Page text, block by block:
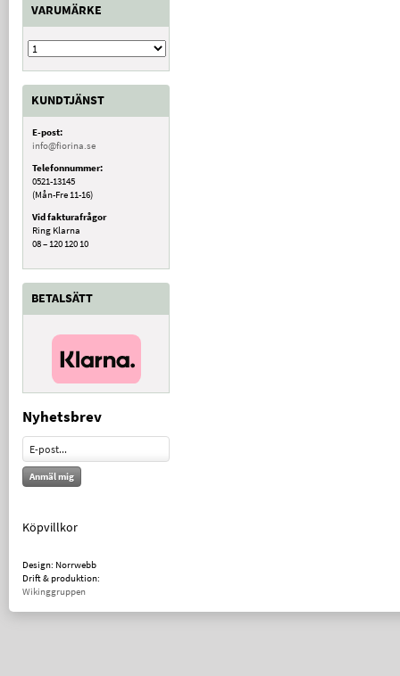
VARUMÄRKE
KUNDTJÄNST
E-post:
info@fiorina.se
Telefonnummer:
0521-13145
(Mån-Fre 11-16)
Vid fakturafrågor
Ring Klarna
08 – 120 120 10
BETALSÄTT
Nyhetsbrev
Anmäl mig
Köpvillkor
Design: Norrwebb
Drift & produktion:
Wikinggruppen